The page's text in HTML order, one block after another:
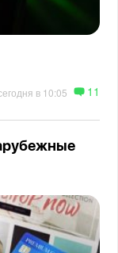
в 10:05 11